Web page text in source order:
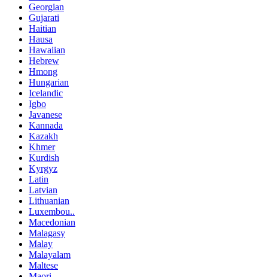
Georgian
Gujarati
Haitian
Hausa
Hawaiian
Hebrew
Hmong
Hungarian
Icelandic
Igbo
Javanese
Kannada
Kazakh
Khmer
Kurdish
Kyrgyz
Latin
Latvian
Lithuanian
Luxembou..
Macedonian
Malagasy
Malay
Malayalam
Maltese